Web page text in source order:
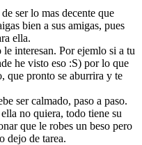
ser lo mas decente que
bien a sus amigas, pues
ella.
interesan. Por ejemlo si a tu
he visto eso :S) por lo que
que pronto se aburrira y te
ser calmado, paso a paso.
no quiera, todo tiene su
que le robes un beso pero
dejo de tarea.